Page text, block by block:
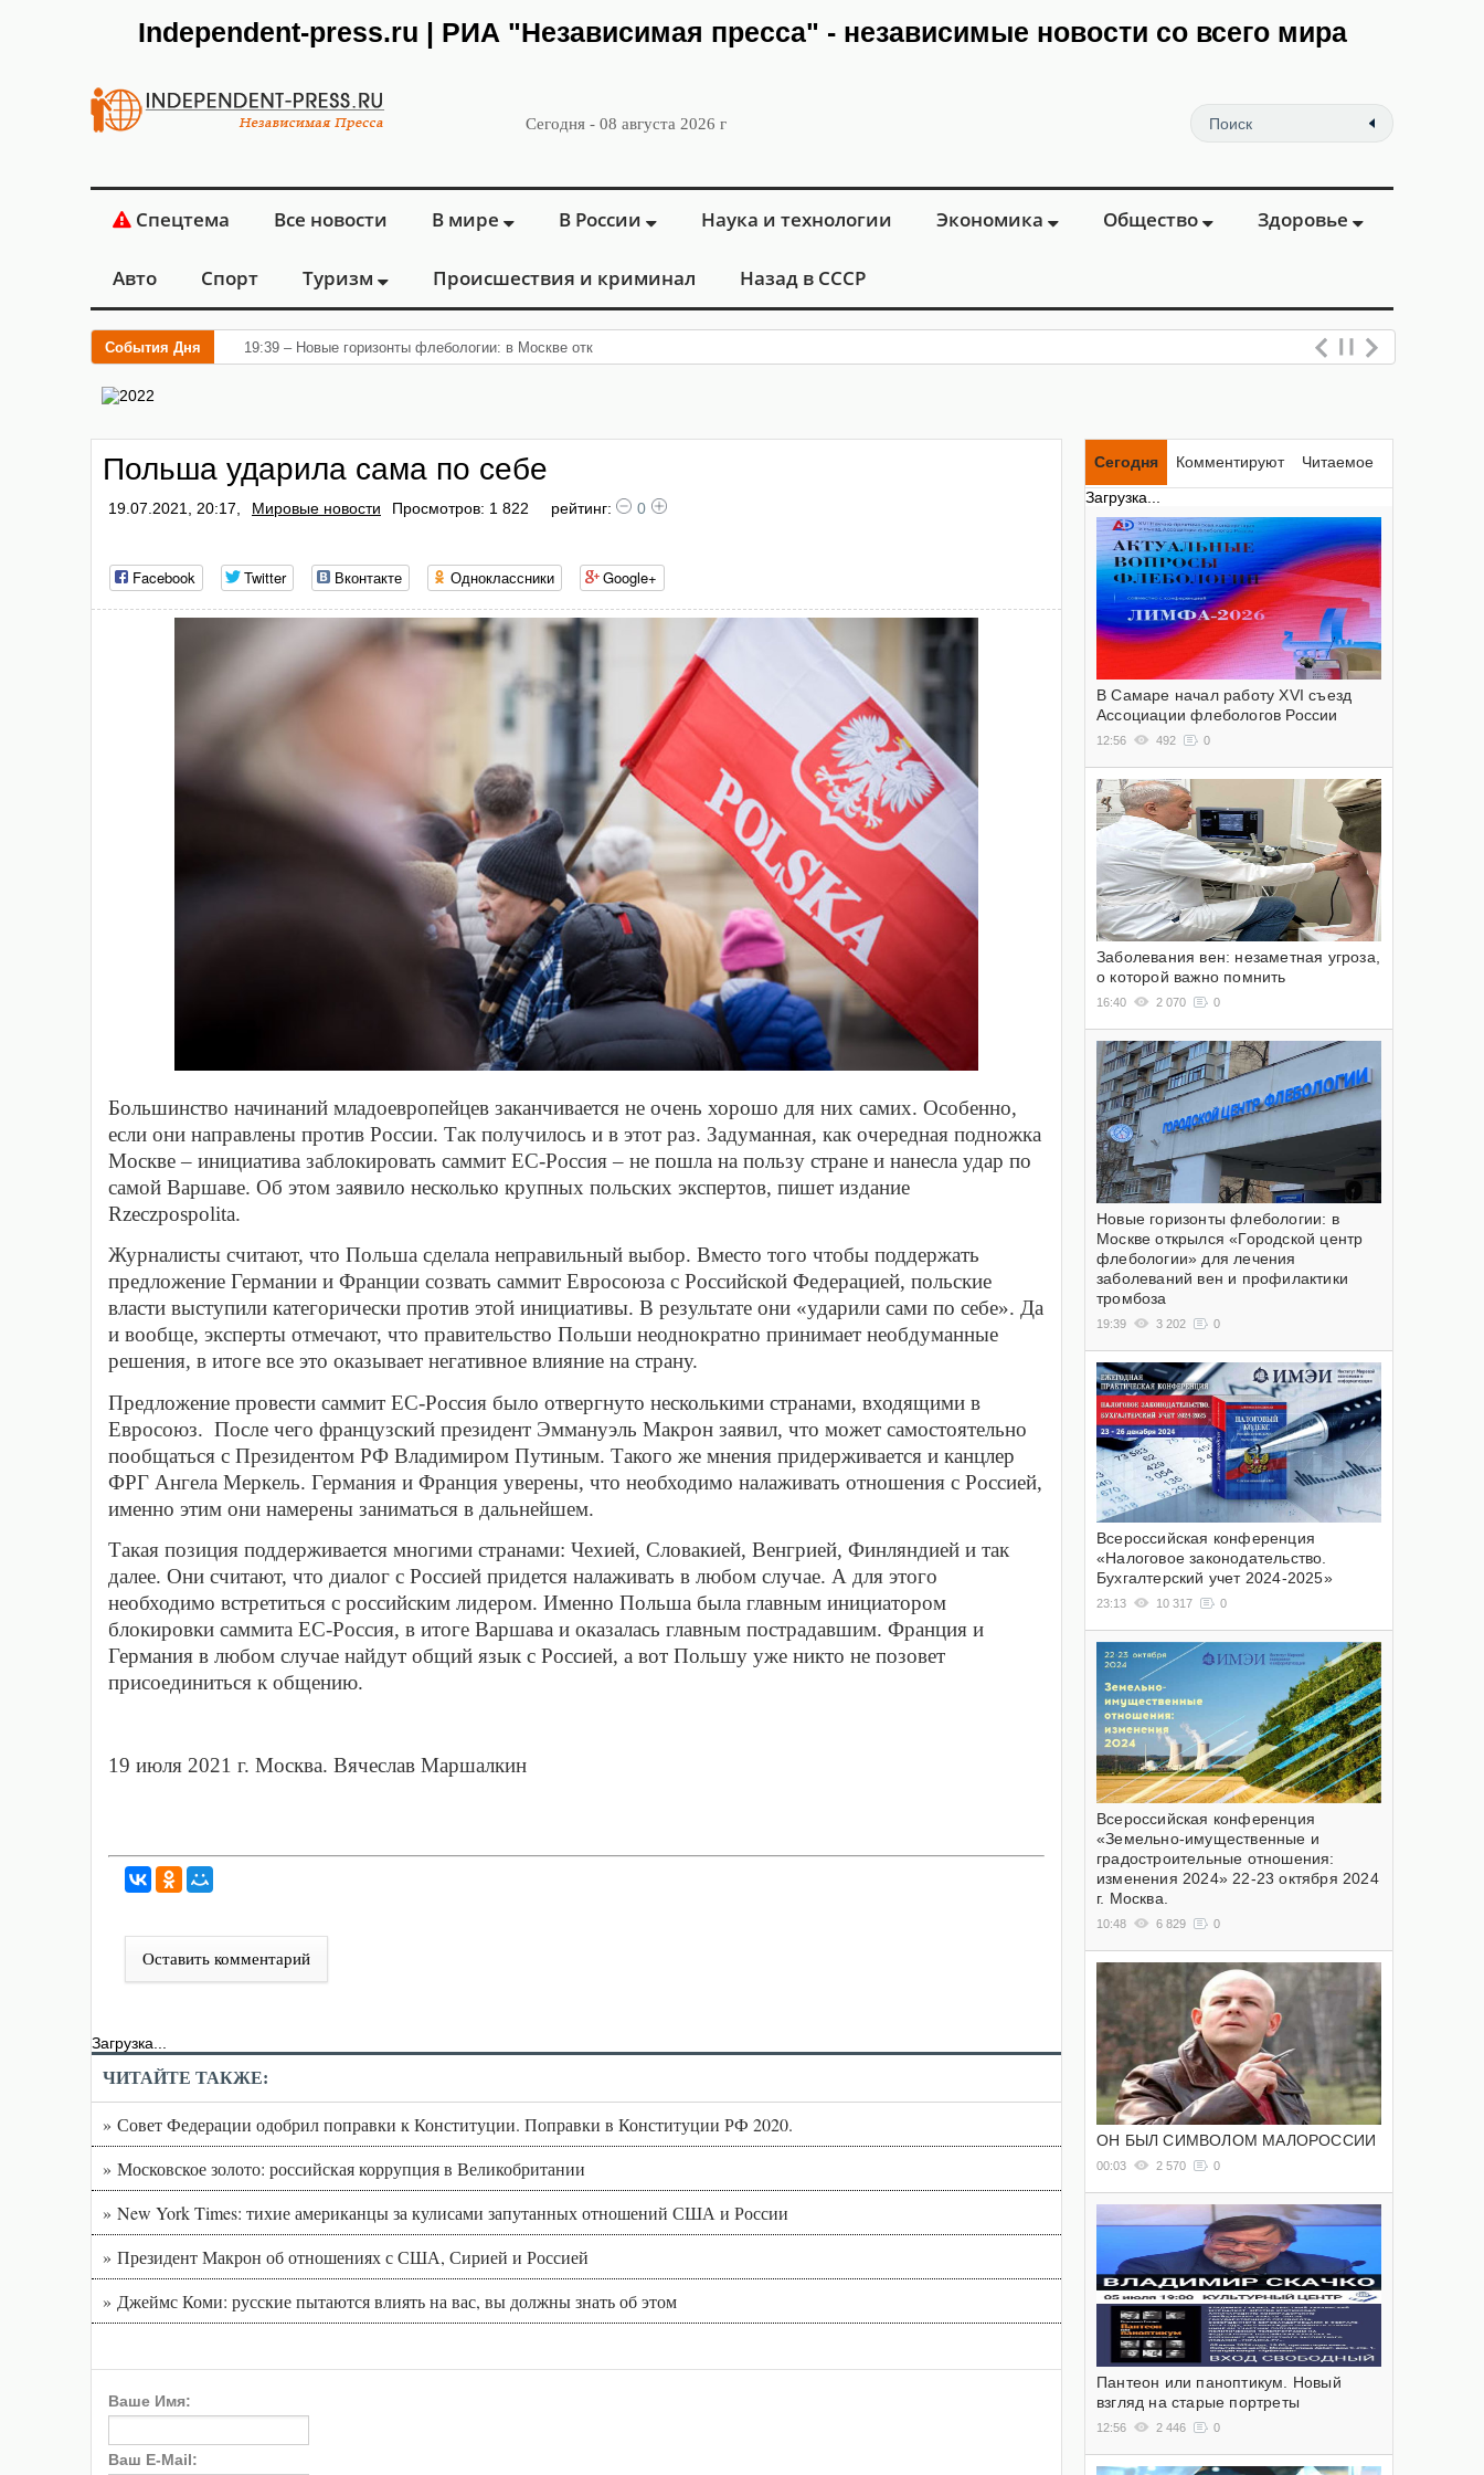
Independent-press.ru | РИА "Независимая пресса" - независимые новости со всего мира
Сегодня - 08 августа 2026 г
Спецтема Все новости В мире В России Наука и технологии Экономика Общество Здоровье
Авто Спорт Туризм Происшествия и криминал Назад в СССР
События Дня 19:39 – Новые горизонты флебологии: в Москве открылся «Городской центр флебо
Польша ударила сама по себе
19.07.2021, 20:17, Мировые новости Просмотров: 1 822 рейтинг: 0
Facebook Twitter Вконтакте Одноклассники Google+
Большинство начинаний младоевропейцев заканчивается не очень хорошо для них самих. Особенно,
если они направлены против России. Так получилось и в этот раз. Задуманная, как очередная подножка
Москве – инициатива заблокировать саммит ЕС-Россия – не пошла на пользу стране и нанесла удар по
самой Варшаве. Об этом заявило несколько крупных польских экспертов, пишет издание
Rzeczpospolita.
Журналисты считают, что Польша сделала неправильный выбор. Вместо того чтобы поддержать
предложение Германии и Франции созвать саммит Евросоюза с Российской Федерацией, польские
власти выступили категорически против этой инициативы. В результате они «ударили сами по себе». Да
и вообще, эксперты отмечают, что правительство Польши неоднократно принимает необдуманные
решения, в итоге все это оказывает негативное влияние на страну.
Предложение провести саммит ЕС-Россия было отвергнуто несколькими странами, входящими в
Евросоюз. После чего французский президент Эммануэль Макрон заявил, что может самостоятельно
пообщаться с Президентом РФ Владимиром Путиным. Такого же мнения придерживается и канцлер
ФРГ Ангела Меркель. Германия и Франция уверены, что необходимо налаживать отношения с Россией,
именно этим они намерены заниматься в дальнейшем.
Такая позиция поддерживается многими странами: Чехией, Словакией, Венгрией, Финляндией и так
далее. Они считают, что диалог с Россией придется налаживать в любом случае. А для этого
необходимо встретиться с российским лидером. Именно Польша была главным инициатором
блокировки саммита ЕС-Россия, в итоге Варшава и оказалась главным пострадавшим. Франция и
Германия в любом случае найдут общий язык с Россией, а вот Польшу уже никто не позовет
присоединиться к общению.
19 июля 2021 г. Москва. Вячеслав Маршалкин
Оставить комментарий
Загрузка...
ЧИТАЙТЕ ТАКЖЕ:
» Совет Федерации одобрил поправки к Конституции. Поправки в Конституции РФ 2020.
» Московское золото: российская коррупция в Великобритании
» New York Times: тихие американцы за кулисами запутанных отношений США и России
» Президент Макрон об отношениях с США, Сирией и Россией
» Джеймс Коми: русские пытаются влиять на вас, вы должны знать об этом
Ваше Имя:
Ваш E-Mail:
Сегодня Комментируют
Читаемое
Загрузка...
В Самаре начал работу XVI съезд
Ассоциации флебологов России
12:56 492 0
Заболевания вен: незаметная угроза,
о которой важно помнить
16:40 2 070 0
Новые горизонты флебологии: в
Москве открылся «Городской центр
флебологии» для лечения
заболеваний вен и профилактики
тромбоза
19:39 3 202 0
Всероссийская конференция
«Налоговое законодательство.
Бухгалтерский учет 2024-2025»
23:13 10 317 0
Всероссийская конференция
«Земельно-имущественные и
градостроительные отношения:
изменения 2024» 22-23 октября 2024
г. Москва.
10:48 6 829 0
ОН БЫЛ СИМВОЛОМ МАЛОРОССИИ
00:03 2 570 0
Пантеон или паноптикум. Новый
взгляд на старые портреты
12:56 2 446 0